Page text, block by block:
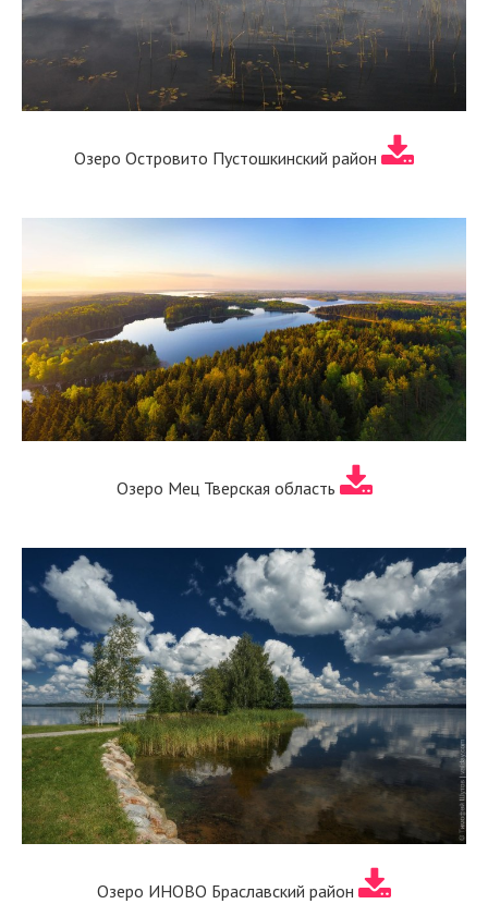
Озеро Островито Пустошкинский район
Озеро Мец Тверская область
Озеро ИНОВО Браславский район